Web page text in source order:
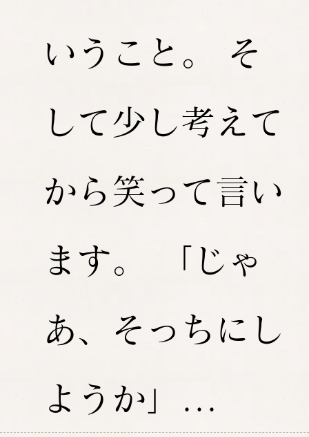
いうこと。 そ
して少し考えて
から笑って言い
ます。 「じゃ
あ、そっちにし
ようか」...